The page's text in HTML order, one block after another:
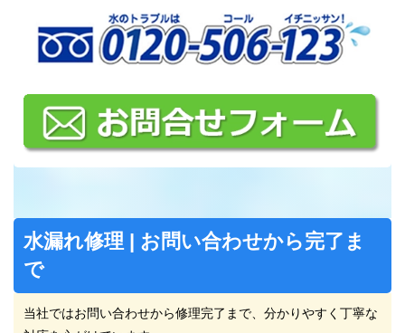
水漏れ修理 | お問い合わせから完了ま
で
当社ではお問い合わせから修理完了まで、分かりやすく丁寧な